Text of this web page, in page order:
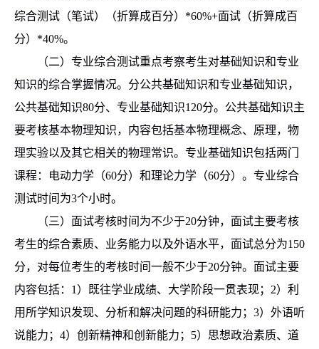
综合测试（笔试）（折算成百分） *60%+面试（折算成百
分） *40%。
（二）专业综合测试重点考察考生对基础知识和专业
知识的综合掌握情况。分公共基础知识和专业基础知识，
公共基础知识80分、专业基础知识120分。 公共基础知识主
要考核基本物理知识，内容包括基本物理概念、原理，物
理实验以及其它相关的物理常识。专业基础知识包括两门
课程：电动力学（60分）和理论力学（60分）。专业综合
测试时间为3个小时。
（三）面试考核时间为不少于20分钟， 面试主要考核
考生的综合素质、业务能力以及外语水平，面试总分为150
分， 对每位考生的考核时间一般不少于20分钟。面试主要
内容包括： 1 ）既往学业成绩、大学阶段一贯表现； 2）利
用所学知识发现、分析和解决问题的科研能力； 3）外语听
说能力； 4）创新精神和创新能力； 5）思想政治素质、道